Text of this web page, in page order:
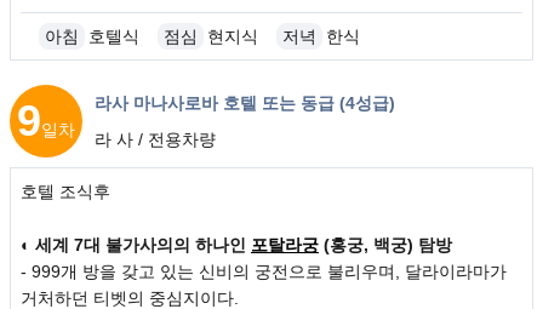
아침 호텔식 점심 현지식 저녁 한식
9일차
라사 마나사로바 호텔 또는 동급 (4성급)
라 사 / 전용차량
호텔 조식후
◐ 세계 7대 불가사의의 하나인 포탈라궁 (홍궁, 백궁) 탐방
- 999개 방을 갖고 있는 신비의 궁전으로 불리우며, 달라이라마가
거처하던 티벳의 중심지이다.